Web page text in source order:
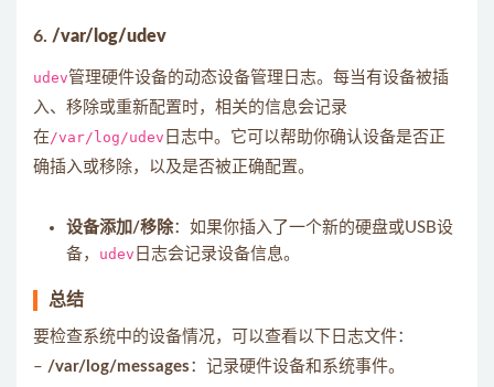
6. /var/log/udev
udev管理硬件设备的动态设备管理日志。每当有设备被插
入、移除或重新配置时，相关的信息会记录
在/var/log/udev 日志中。它可以帮助你确认设备是否正
确插入或移除，以及是否被正确配置。
设备添加/移除：如果你插入了一个新的硬盘或USB设
备， udev 日志会记录设备信息。
总结
要检查系统中的设备情况，可以查看以下日志文件：
– /var/log/messages ：记录硬件设备和系统事件。